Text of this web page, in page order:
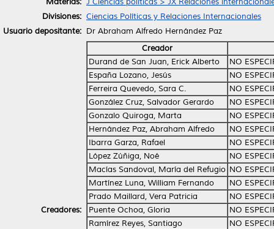
Divisiones: Ciencias Políticas y Relaciones Internacionales
Usuario depositante: Dr Abraham Alfredo Hernández Paz
Creadores:
Creador
Durand de San Juan, Erick Alberto
NO
España Lozano, Jesús
NO
Ferreira Quevedo, Sara C.
NO
González Cruz, Salvador Gerardo
NO
Gonzalo Quiroga, Marta
NO
Hernández Paz, Abraham Alfredo
NO
Ibarra Garza, Rafael
NO
López Zúñiga, Noé
NO
Macías Sandoval, María del Refugio NO
Martínez Luna, William Fernando
NO
Prado Maillard, Vera Patricia
NO
Puente Ochoa, Gloria
NO
Ramírez Reyes, Santiago
NO